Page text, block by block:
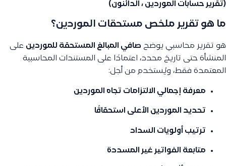
(تقرير حسابات الموردين ، الدائنون)
ما هو تقرير ملخص مستحقات الموردين؟
هو تقرير محاسبي يوضح صافي المبالغ المستحقة للموردين على
المنشأة حتى تاريخ محدد، اعتمادًا على المستندات المحاسبية
المعتمدة فقط، ويُستخدم من أجل:
معرفة إجمالي الالتزامات تجاه الموردين
تحديد الموردين الأعلى استحقاقًا
ترتيب أولويات السداد
متابعة الفواتير غير المسددة